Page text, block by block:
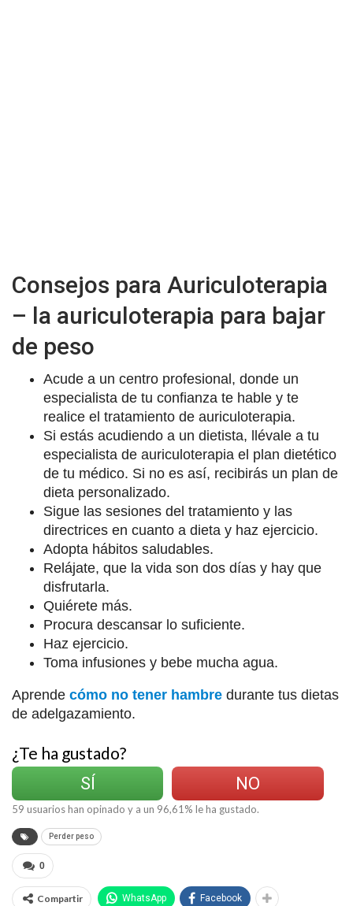
Consejos para Auriculoterapia
– la auriculoterapia para bajar
de peso
Acude a un centro profesional, donde un
especialista de tu confianza te hable y te
realice el tratamiento de auriculoterapia.
Si estás acudiendo a un dietista, llévale a tu
especialista de auriculoterapia el plan dietético
de tu médico. Si no es así, recibirás un plan de
dieta personalizado.
Sigue las sesiones del tratamiento y las
directrices en cuanto a dieta y haz ejercicio.
Adopta hábitos saludables.
Relájate, que la vida son dos días y hay que
disfrutarla.
Quiérete más.
Procura descansar lo suficiente.
Haz ejercicio.
Toma infusiones y bebe mucha agua.
Aprende cómo no tener hambre durante tus dietas
de adelgazamiento.
¿Te ha gustado?
SÍ
NO
59 usuarios han opinado y a un 96,61% le ha gustado.
Perder peso
0
Compartir WhatsApp Facebook